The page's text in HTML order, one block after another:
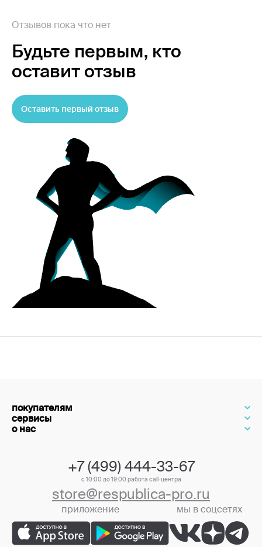
Отзывов пока что нет
Будьте первым, кто
оставит отзыв
Оставить первый отзыв
покупателям
сервисы
о нас
+7 (499) 444-33-67
с 10:00 до 19:00 работа call-центра
store@respublica-pro.ru
приложение мы в соцсетях